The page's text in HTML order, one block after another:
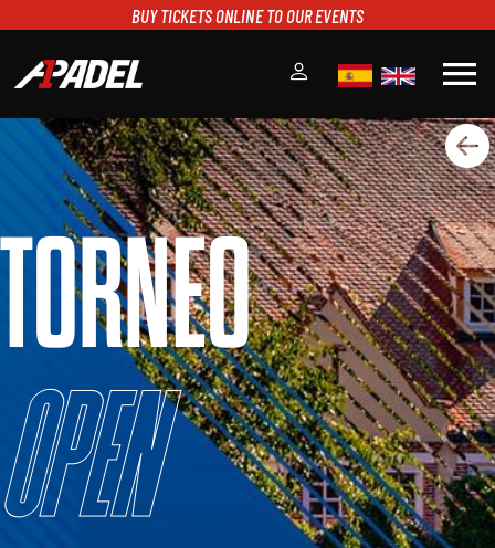
BUY TICKETS ONLINE TO OUR EVENTS
menu
A1PADEL
RANKING
CALENDARIO
TORNEOS
NOTICIAS
MULTIMEDIA
SCOREBOARD
STREAMING
TORNEO
Open